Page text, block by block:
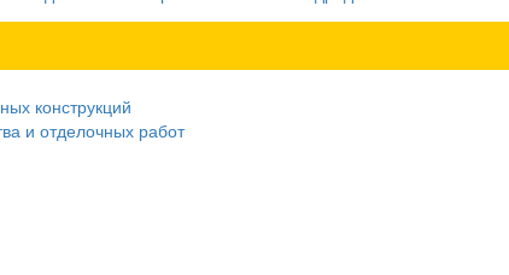
конструкций
и отделочных работ